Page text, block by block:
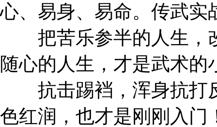
心、易身、易命。传武实
把苦乐参半的人生，
随心的人生，才是武术的
抗击踢裆，浑身抗打
色红润，也才是刚刚入门